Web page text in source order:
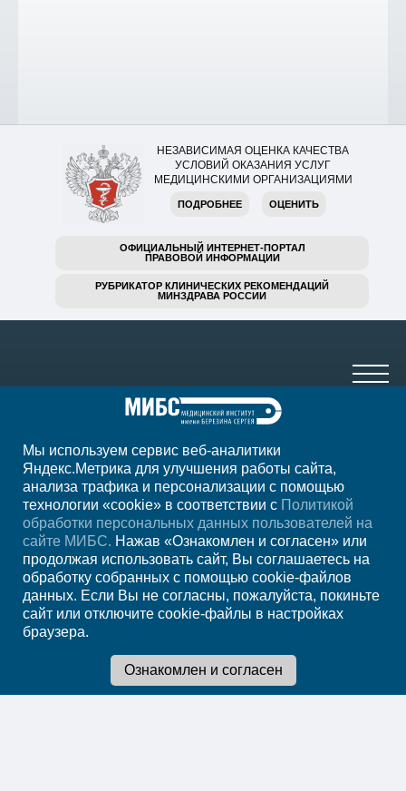
НЕЗАВИСИМАЯ ОЦЕНКА КАЧЕСТВА
УСЛОВИЙ ОКАЗАНИЯ УСЛУГ
МЕДИЦИНСКИМИ ОРГАНИЗАЦИЯМИ
ПОДРОБНЕЕ ОЦЕНИТЬ
ОФИЦИАЛЬНЫЙ ИНТЕРНЕТ-ПОРТАЛ
ПРАВОВОЙ ИНФОРМАЦИИ
РУБРИКАТОР КЛИНИЧЕСКИХ РЕКОМЕНДАЦИЙ
МИНЗДРАВА РОССИИ
+7 920 555-47-07
ежедн. 7.00-23.00
РегионСтарый Оскол
Записаться на прием
Мы используем сервис веб-аналитики
Яндекс.Метрика для улучшения работы сайта,
анализа трафика и персонализации с помощью
технологии «cookie» в соответствии с Политикой
обработки персональных данных пользователей на
сайте МИБС. Нажав «Ознакомлен и согласен» или
продолжая использовать сайт, Вы соглашаетесь на
обработку собранных с помощью cookie-файлов
данных. Если Вы не согласны, пожалуйста, покиньте
сайт или отключите cookie-файлы в настройках
браузера.